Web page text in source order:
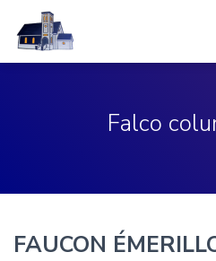
Falco
FAUCON